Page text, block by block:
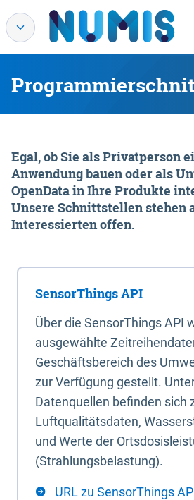
Egal, ob Sie als Privatperson
Anwendung bauen oder als
OpenData in Ihre Produkte
Unsere Schnittstellen stehen
Interessierten offen.
SensorThings API
Über die SensorThings API
ausgewählte
Geschäftsbereich des
zur Verfügung gestellt.
Datenquellen befinden sich
Luftqualitätsdaten,
und Werte der
(Strahlungsbelastung).
URL zu SensorThings